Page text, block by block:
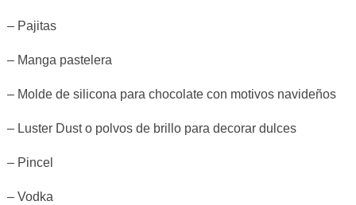
– Pajitas
– Manga pastelera
– Molde de silicona para chocolate con motivos navideños
– Luster Dust o polvos de brillo para decorar dulces
– Pincel
– Vodka